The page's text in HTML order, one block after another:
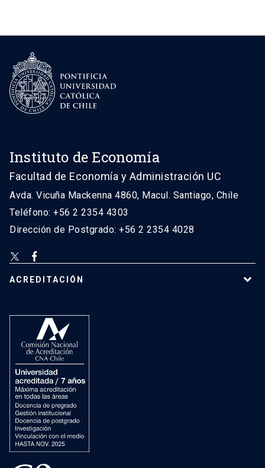
Instituto de Economía
Facultad de Economía y Administración UC
Avda. Vicuña Mackenna 4860, Macul. Santiago, Chile
Teléfono: +56 2 2354 4303
Dirección de Postgrado: +56 2 2354 4028
ACREDITACIÓN